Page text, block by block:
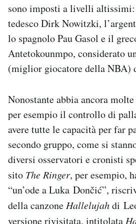
sono imposti a livelli
tedesco Dirk Nowitzki,
lo spagnolo Pau Gasol e il
Antetokounmpo, considerato
(miglior giocatore della NBA)
Nonostante abbia ancora
per esempio il controllo di
avere tutte le capacità per far
secondo gruppo, come si
diversi osservatori e cronisti
sito The Ringer, per esempio,
“un’ode a Luka Dončić”,
della canzoneHallelujahdi
versione rivisitata, intitolata